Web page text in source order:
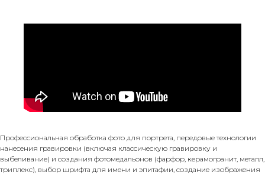
Профессиональная обработка фото для портрета, передовые технологии
нанесения гравировки (включая классическую гравировку и
выбеливание) и создания фотомедальонов (фарфор, керамогранит, металл,
триплекс), выбор шрифта для имени и эпитафии, создание изображения